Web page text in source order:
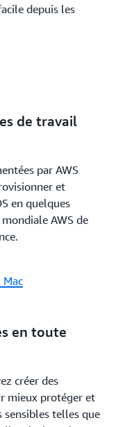
depuis les
de travail
par AWS
et
en quelques
AWS de
Mac
en toute
créer des
mieux protéger et
telles que